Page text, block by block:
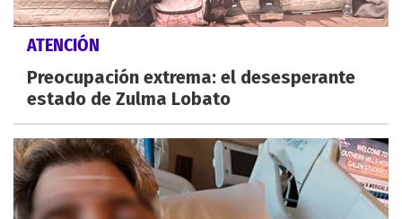
ATENCIÓN
Preocupación extrema: el desesperante
estado de Zulma Lobato